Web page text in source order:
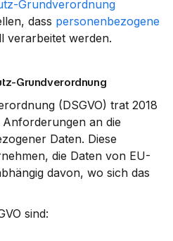
Grundverordnung
dass personenbezogene
verarbeitet werden.
Grundverordnung
(DSGVO) trat 2018
an die
Daten. Diese
die Daten von EU-
davon, wo sich das
sind: